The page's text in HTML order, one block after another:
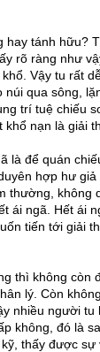
hay tánh hữu?
rõ ràng như
Vậy tu rất
núi qua sông,
trí tuệ chiếu
khổ nạn là giải
là để quán
hợp hư
thường, không
ái ngã. Hết ái
tiến tới giải
thì không còn
lý. Còn
nhiều người tu
không, đó là
thấy được